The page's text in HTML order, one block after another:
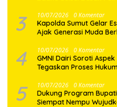
3 10/07/2026 0 Komentar
Kapolda Sumut Gelar
Ajak Generasi Muda
4 10/07/2026 0 Komentar
GMNI Dairi Soroti
Tegaskan Proses
5 10/07/2026 0 Komentar
Dukung Program Bupati
Siempat Nempu